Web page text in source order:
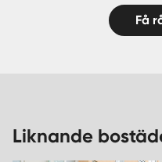
Få
Liknande